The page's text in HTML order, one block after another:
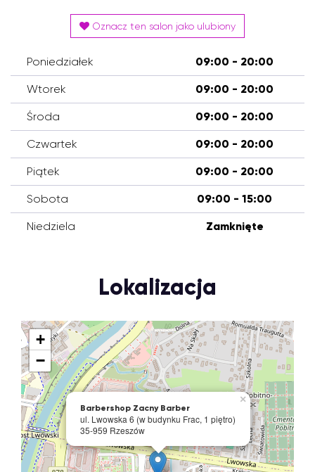
Oznacz ten salon jako ulubiony
Poniedziałek 09:00 - 20:00
Wtorek 09:00 - 20:00
Środa 09:00 - 20:00
Czwartek 09:00 - 20:00
Piątek 09:00 - 20:00
Sobota 09:00 - 15:00
Niedziela Zamknięte
Lokalizacja
Barbershop Zacny Barber
ul. Lwowska 6 (w budynku Frac, 1 piętro)
35-959 Rzeszów
×
+
−